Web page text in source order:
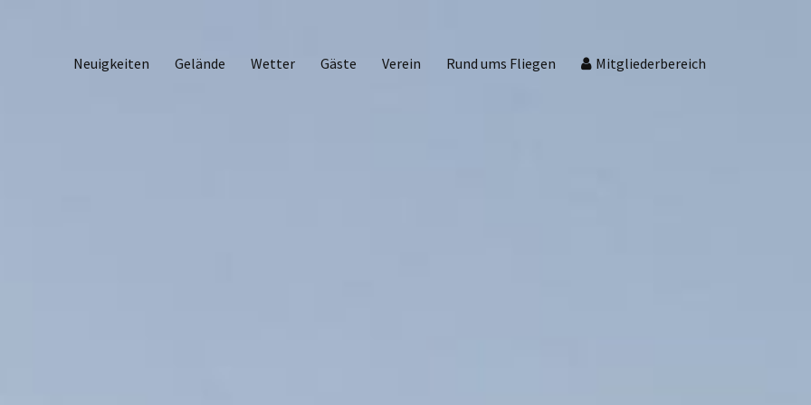
Neuigkeiten Gelände Wetter Gäste Verein Rund ums Fliegen Mitgliederbereich